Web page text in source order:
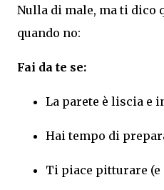
Nulla di male, ma ti dico
quando no:
Fai da te se:
La parete è liscia e
Hai tempo di
Ti piace pitturare